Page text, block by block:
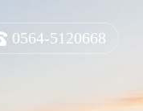
0564-5120668